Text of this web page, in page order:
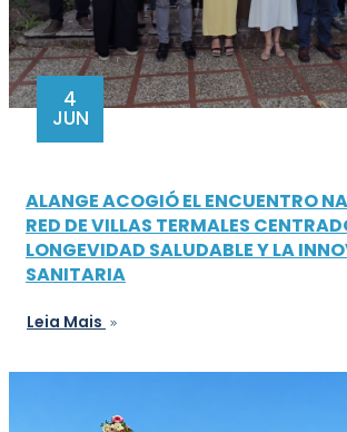
4
JUN
ALANGE ACOGIÓ EL ENCUENTRO
RED DE VILLAS TERMALES
LONGEVIDAD SALUDABLE Y LA
SANITARIA
Leia Mais